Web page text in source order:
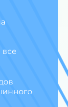
все